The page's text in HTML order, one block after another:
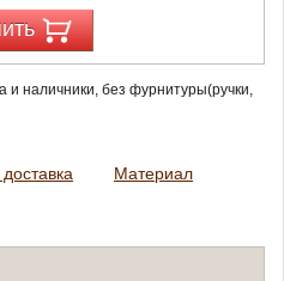
и наличники, без фурнитуры(ручки,
Материал